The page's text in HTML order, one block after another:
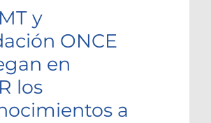
y
ONCE
en
los
a